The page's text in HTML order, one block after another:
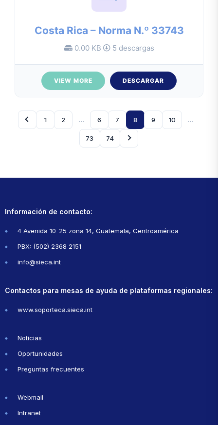
Costa Rica – Norma N.º 33743
0.00 KB 5 descargas
VIEW MORE DESCARGAR
1 2 … 6 7 8 9 10 …
73 74
Información de contacto:
4 Avenida 10-25 zona 14, Guatemala, Centroamérica
PBX: (502) 2368 2151
info@sieca.int
Contactos para mesas de ayuda de plataformas regionales:
www.soporteca.sieca.int
Noticias
Oportunidades
Preguntas frecuentes
Webmail
Intranet